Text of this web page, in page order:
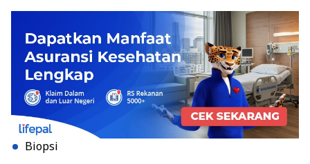
Biopsi